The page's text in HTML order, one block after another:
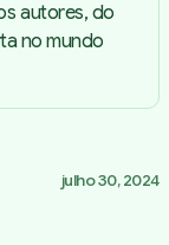
autores, do
no mundo
julho 30, 2024